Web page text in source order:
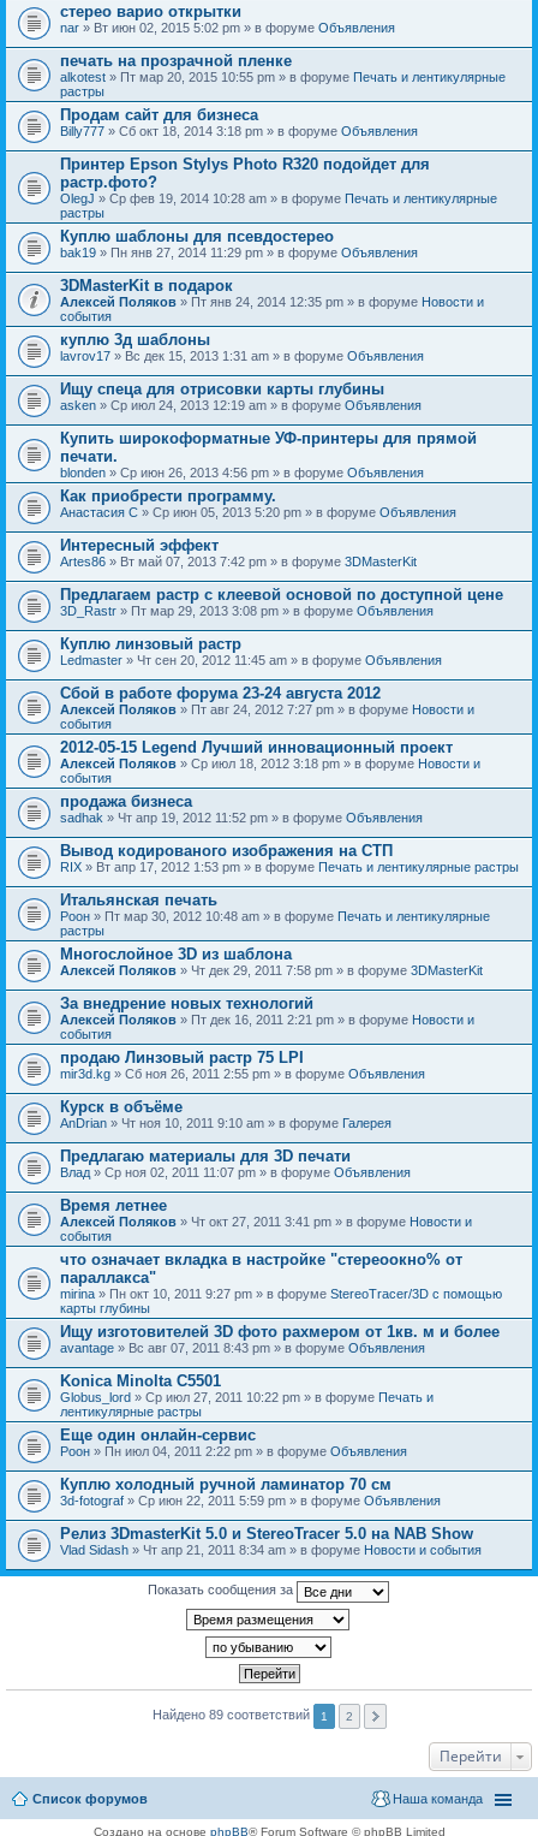
стерео варио открытки
nar » Вт июн 02, 2015 5:02 pm » в форуме Объявления
печать на прозрачной пленке
alkotest » Пт мар 20, 2015 10:55 pm » в форуме Печать и лентикулярные
растры
Продам сайт для бизнеса
Billy777 » Сб окт 18, 2014 3:18 pm » в форуме Объявления
Принтер Epson Stylys Photo R320 подойдет для
растр.фото?
OlegJ » Ср фев 19, 2014 10:28 am » в форуме Печать и лентикулярные
растры
Куплю шаблоны для псевдостерео
bak19 » Пн янв 27, 2014 11:29 pm » в форуме Объявления
3DMasterKit в подарок
Алексей Поляков » Пт янв 24, 2014 12:35 pm » в форуме Новости и
события
куплю 3д шаблоны
lavrov17 » Вс дек 15, 2013 1:31 am » в форуме Объявления
Ищу спеца для отрисовки карты глубины
asken » Ср июл 24, 2013 12:19 am » в форуме Объявления
Купить широкоформатные УФ-принтеры для прямой
печати.
blonden » Ср июн 26, 2013 4:56 pm » в форуме Объявления
Как приобрести программу.
Анастасия С » Ср июн 05, 2013 5:20 pm » в форуме Объявления
Интересный эффект
Artes86 » Вт май 07, 2013 7:42 pm » в форуме 3DMasterKit
Предлагаем растр с клеевой основой по доступной цене
3D_Rastr » Пт мар 29, 2013 3:08 pm » в форуме Объявления
Куплю линзовый растр
Ledmaster » Чт сен 20, 2012 11:45 am » в форуме Объявления
Сбой в работе форума 23-24 августа 2012
Алексей Поляков » Пт авг 24, 2012 7:27 pm » в форуме Новости и
события
2012-05-15 Legend Лучший инновационный проект
Алексей Поляков » Ср июл 18, 2012 3:18 pm » в форуме Новости и
события
продажа бизнеса
sadhak » Чт апр 19, 2012 11:52 pm » в форуме Объявления
Вывод кодированого изображения на СТП
RIX » Вт апр 17, 2012 1:53 pm » в форуме Печать и лентикулярные растры
Итальянская печать
Pоон » Пт мар 30, 2012 10:48 am » в форуме Печать и лентикулярные
растры
Многослойное 3D из шаблона
Алексей Поляков » Чт дек 29, 2011 7:58 pm » в форуме 3DMasterKit
За внедрение новых технологий
Алексей Поляков » Пт дек 16, 2011 2:21 pm » в форуме Новости и
события
продаю Линзовый растр 75 LPI
mir3d.kg » Сб ноя 26, 2011 2:55 pm » в форуме Объявления
Курск в объёме
AnDrian » Чт ноя 10, 2011 9:10 am » в форуме Галерея
Предлагаю материалы для 3D печати
Влад » Ср ноя 02, 2011 11:07 pm » в форуме Объявления
Время летнее
Алексей Поляков » Чт окт 27, 2011 3:41 pm » в форуме Новости и
события
что означает вкладка в настройке "стереоокно% от
параллакса"
mirina » Пн окт 10, 2011 9:27 pm » в форуме StereoTracer/3D с помощью
карты глубины
Ищу изготовителей 3D фото рахмером от 1кв. м и более
avantage » Вс авг 07, 2011 8:43 pm » в форуме Объявления
Konica Minolta C5501
Globus_lord » Ср июл 27, 2011 10:22 pm » в форуме Печать и
лентикулярные растры
Еще один онлайн-сервис
Pоон » Пн июл 04, 2011 2:22 pm » в форуме Объявления
Куплю холодный ручной ламинатор 70 см
3d-fotograf » Ср июн 22, 2011 5:59 pm » в форуме Объявления
Релиз 3DmasterKit 5.0 и StereoTracer 5.0 на NAB Show
Vlad Sidash » Чт апр 21, 2011 8:34 am » в форуме Новости и события
Показать сообщения за
Найдено 89 соответствий 1 2
Перейти
Список форумов Наша команда
Создано на основе phpBB® Forum Software © phpBB Limited